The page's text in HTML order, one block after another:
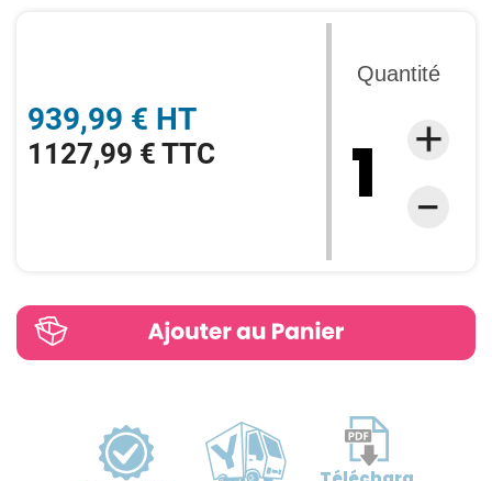
939,99 € HT
1127,99 € TTC
Quantité